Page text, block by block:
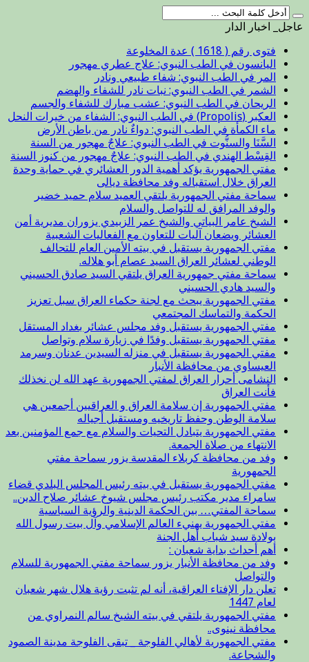
عاجل_ اخبار الدار
فتوى رقم ( 1618 ) عدة المخلوعة
اليانسون في الطب النبوي: علاج عطري مهجور
المر في الطب النبوي: شفاء طبيعي ونادر
الشمر في الطب النبوي: نبات نادر للشفاء والهضم
الريحان في الطب النبوي: عشب مبارك للشفاء والجسم
العكبر (Propolis) في الطب النبوي: الشفاء من خيرات النحل
ماء الكمأة في الطب النبوي: دواءٌ نادر من باطن الأرض
السَّنَا والسنُّوت في الطب النبوي: علاجٌ مهجور من السنة
القِسْط الهندي في الطب النبوي: علاجٌ مهجور من كنوز السنة
مفتي الجمهورية يؤكد أهمية الدور العشائري في حماية وحدة
العراق خلال استقباله وفد محافظة ديالى
سماحة مفتي الجمهورية يلتقي العميد سلام حميد خضير
والوفد المرافق له للتواصل والسلام
الشيخ عامر البياتي والشيخ عمر الزبيدي يزوران مديرية أمن
العشائر ويضعان آليات للتعاون مع الفعاليات الشعبية
مفتي الجمهورية يستقبل في بيته الأمين العام للتحالف
الوطني لعشائر العراق السيد عصام أبو هلاله.
سماحة مفتي جمهورية العراق يلتقي السيد صادق الحسيني
والسيد هادي الحسيني
مفتي الجمهورية يبحث مع لجنة حكماء العراق سبل تعزيز
الحكمة والتماسك المجتمعي
مفتي الجمهورية يستقبل وفد مجلس عشائر بغداد المستقل
مفتي الجمهورية يستقبل وفدًا في زيارة سلام وتواصل
مفتي الجمهورية يستقبل في منزله السيدين عدنان وسرمد
العيساوي من محافظة الأنبار
النشامى أحرار العراق لمفتي الجمهورية عهد الله لن نخذلك
فأنت العراق
مفتي الجمهورية إن سلامة العراق و العراقيين أجمعين هي
سلامة الوطن وحفظ تاريخيه ومستقبل أجياله
مفتي الجمهورية يتبادل التحيات والسلام مع جمع المؤمنين بعد
الانتهاء من صلاة الجمعة.
وفد من محافظة كربلاء المقدسة يزور سماحة مفتي
الجمهورية
مفتي الجمهورية يستقبل في بيته رئيس المجلس البلدي قضاء
سامراء مدير مكتب رئيس مجلس شيوخ عشائر صلاح الدين..
سماحة المفتي… بين الحكمة الدينية والرؤية السياسية
مفتي الجمهورية يهنيء العالم الإسلامي وآل بيت رسول الله
بولادة سيد شباب أهل الجنة
أهم أحداث بداية شعبان :
وفد من محافظة الأنبار يزور سماحة مفتي الجمهورية للسلام
والتواصل
تعلن دار الإفتاء العراقية، أنه لم تثبت رؤية هلال شهر شعبان
لعام 1447
مفتي الجمهورية يلتقي في بيته الشيخ سالم النمراوي من
محافظة نينوى..
مفتي الجمهورية لأهالي الفلوجة _ تبقى الفلوجة مدينة الصمود
والشجاعة.